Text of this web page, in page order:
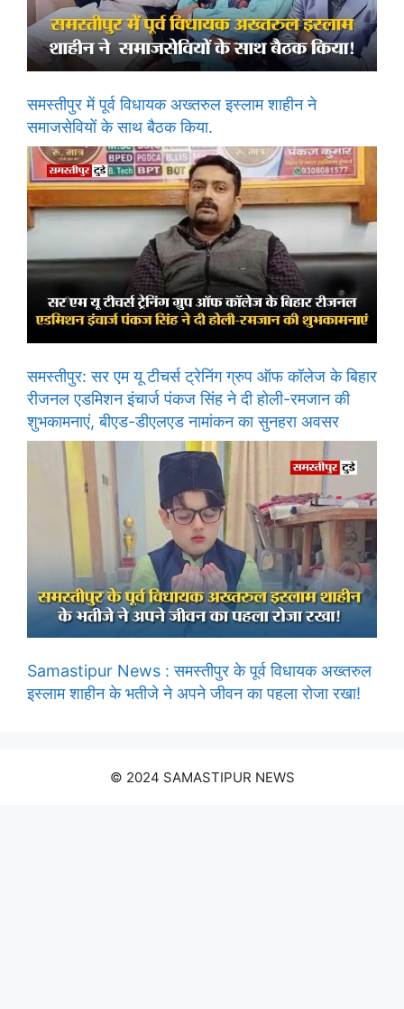
समस्तीपुर में पूर्व विधायक अख्तरुल इस्लाम शाहीन ने
समाजसेवियों के साथ बैठक किया.
समस्तीपुर: सर एम यू टीचर्स ट्रेनिंग ग्रुप ऑफ कॉलेज के बिहार
रीजनल एडमिशन इंचार्ज पंकज सिंह ने दी होली-रमजान की
शुभकामनाएं, बीएड-डीएलएड नामांकन का सुनहरा अवसर
Samastipur News : समस्तीपुर के पूर्व विधायक अख्तरुल
इस्लाम शाहीन के भतीजे ने अपने जीवन का पहला रोजा रखा!
© 2024 SAMASTIPUR NEWS